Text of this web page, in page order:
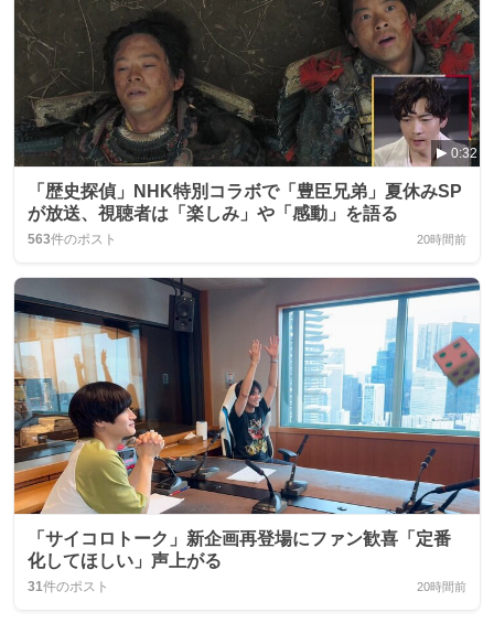
0:32
「歴史探偵」NHK特別コラボで「豊臣兄弟」夏休みSP
が放送、視聴者は「楽しみ」や「感動」を語る
563件のポスト 20時間前
「サイコロトーク」新企画再登場にファン歓喜「定番
化してほしい」声上がる
31件のポスト 20時間前